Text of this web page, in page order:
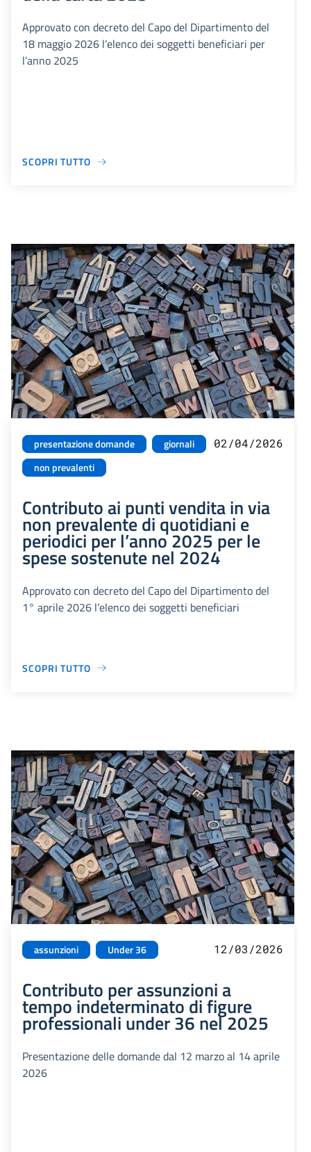
Approvato con decreto del Capo del Dipartimento del
18 maggio 2026 l’elenco dei soggetti beneficiari per
l’anno 2025
SCOPRI TUTTO
presentazione domande
giornali
non prevalenti
02/04/2026
Contributo ai punti vendita in via
non prevalente di quotidiani e
periodici per l’anno 2025 per le
spese sostenute nel 2024
Approvato con decreto del Capo del Dipartimento del
1° aprile 2026 l’elenco dei soggetti beneficiari
SCOPRI TUTTO
assunzioni Under 36 12/03/2026
Contributo per assunzioni a
tempo indeterminato di figure
professionali under 36 nel 2025
Presentazione delle domande dal 12 marzo al 14 aprile
2026